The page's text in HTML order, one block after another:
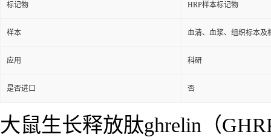
标记物 HRP样本标记物
样本 血清、血浆、组织标本及
应用 科研
是否进口 否
大鼠生长释放肽ghrelin（